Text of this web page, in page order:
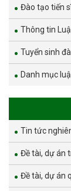
Đào tạo tiến
Thông tin
Tuyển sinh
Danh mục
Tin tức
Đề tài, dự án
Đề tài, dự án